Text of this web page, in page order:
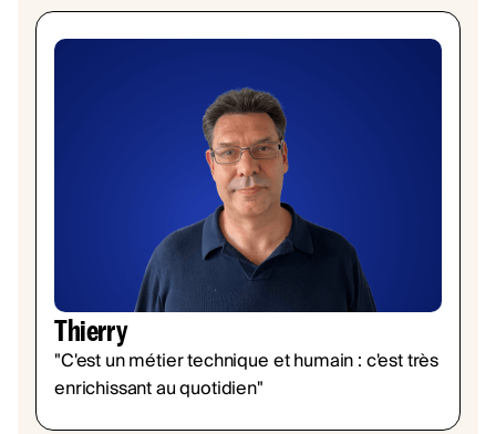
Thierry
"C'est un métier technique et humain : c'est très
enrichissant au quotidien"